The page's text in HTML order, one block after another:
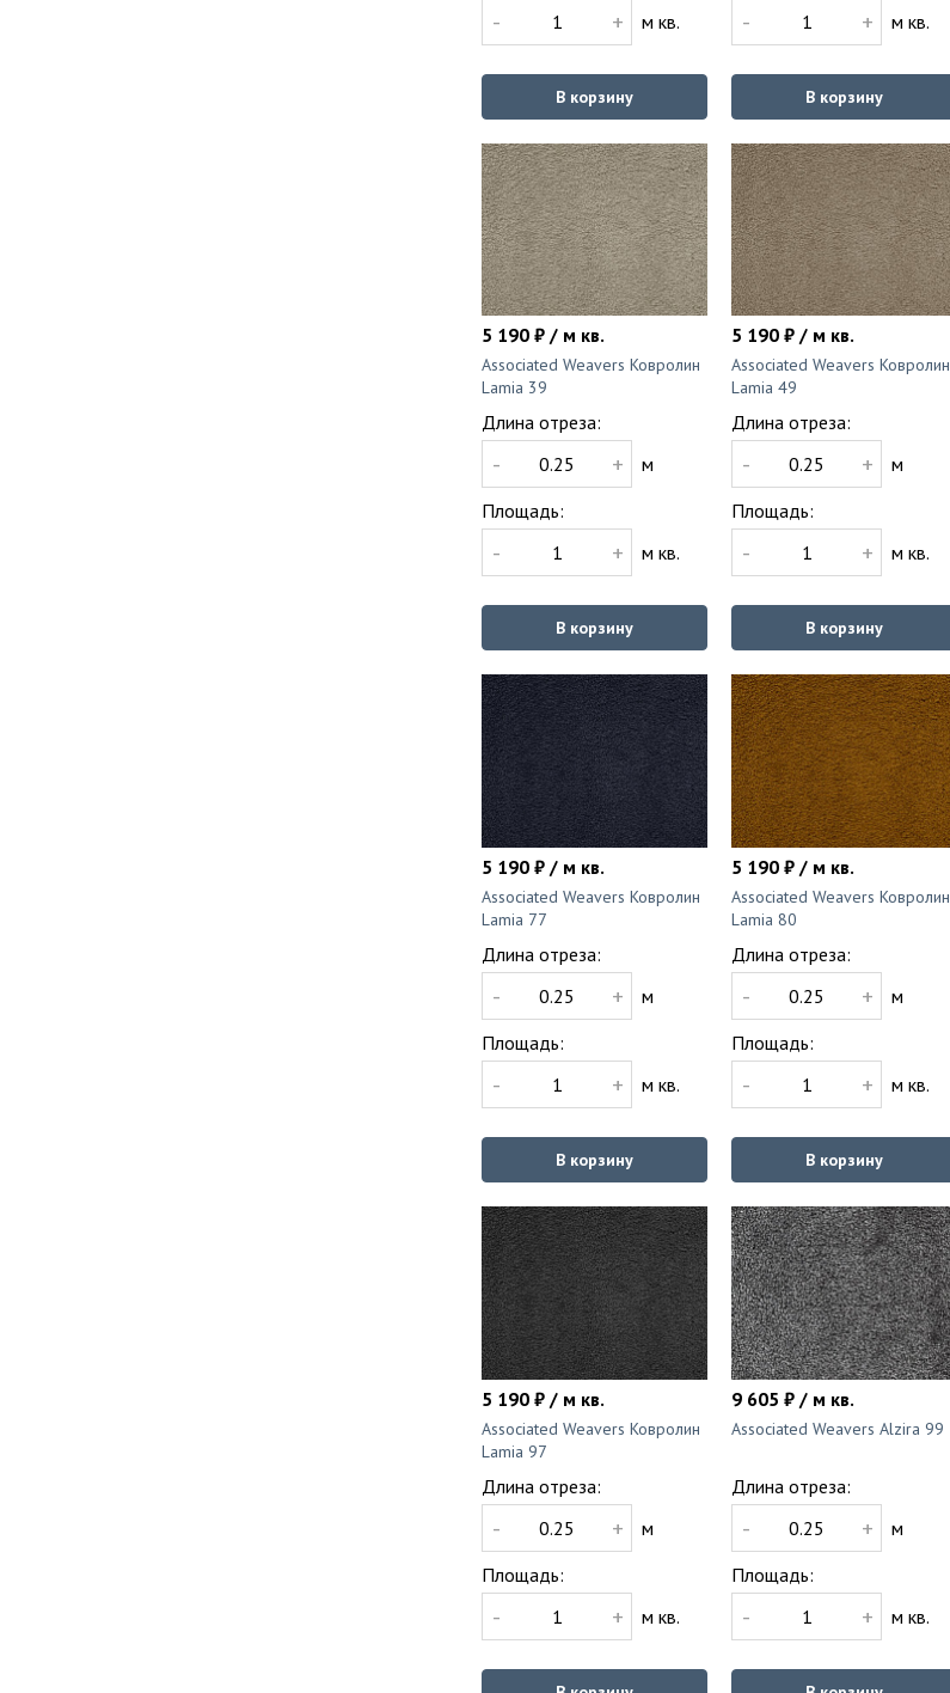
- + м кв.
В корзину
- + м кв.
В корзину
5 190 ₽ / м кв.
Associated Weavers Ковролин
Lamia 39
Длина отреза:
- +
м
Площадь:
- + м кв.
В корзину
5 190 ₽ / м кв.
Associated Weavers Ковролин
Lamia 49
Длина отреза:
- +
м
Площадь:
- + м кв.
В корзину
5 190 ₽ / м кв.
Associated Weavers Ковролин
Lamia 77
Длина отреза:
- +
м
Площадь:
- + м кв.
В корзину
5 190 ₽ / м кв.
Associated Weavers Ковролин
Lamia 80
Длина отреза:
- +
м
Площадь:
- + м кв.
В корзину
5 190 ₽ / м кв.
Associated Weavers Ковролин
Lamia 97
Длина отреза:
- +
м
Площадь:
- + м кв.
9 605 ₽ / м кв.
Associated Weavers Alzira 99
Длина отреза:
- +
м
Площадь:
- + м кв.